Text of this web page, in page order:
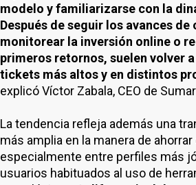
modelo y familiarizarse con la
Después de seguir los avances de
monitorear la inversión online o
primeros retornos, suelen volver
tickets más altos y en distintos
explicó Víctor Zabala, CEO de
La tendencia refleja además una
más amplia en la manera de ahorrar
especialmente entre perfiles más
usuarios habituados al uso de